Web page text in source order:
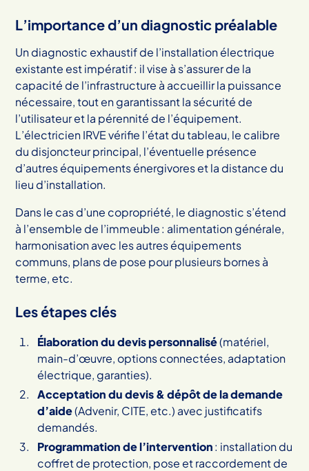
L’importance d’un diagnostic préalable
Un diagnostic exhaustif de l’installation électrique
existante est impératif : il vise à s’assurer de la
capacité de l’infrastructure à accueillir la puissance
nécessaire, tout en garantissant la sécurité de
l’utilisateur et la pérennité de l’équipement.
L’électricien IRVE vérifie l’état du tableau, le calibre
du disjoncteur principal, l’éventuelle présence
d’autres équipements énergivores et la distance du
lieu d’installation.
Dans le cas d’une copropriété, le diagnostic s’étend
à l’ensemble de l’immeuble : alimentation générale,
harmonisation avec les autres équipements
communs, plans de pose pour plusieurs bornes à
terme, etc.
Les étapes clés
Élaboration du devis personnalisé(matériel,
main-d’œuvre, options connectées, adaptation
électrique, garanties).
Acceptation du devis & dépôt de la demande
d’aide(Advenir, CITE, etc.) avec justificatifs
demandés.
Programmation de l’intervention: installation du
coffret de protection, pose et raccordement de